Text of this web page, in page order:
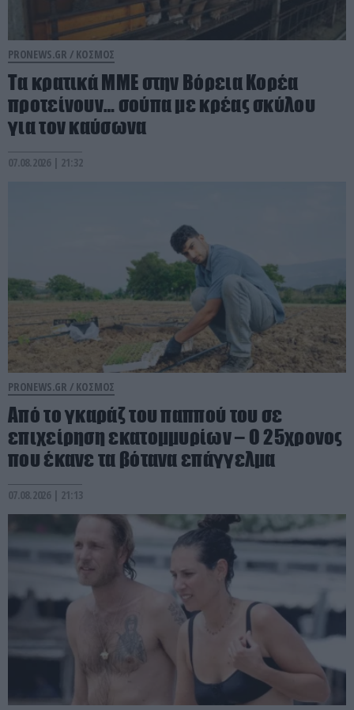
PRONEWS.GR / ΚΟΣΜΟΣ
Τα κρατικά ΜΜΕ στην Βόρεια Κορέα
προτείνουν… σούπα με κρέας σκύλου
για τον καύσωνα
07.08.2026 | 21:32
PRONEWS.GR / ΚΟΣΜΟΣ
Από το γκαράζ του παππού του σε
επιχείρηση εκατομμυρίων – Ο 25χρονος
που έκανε τα βότανα επάγγελμα
07.08.2026 | 21:13